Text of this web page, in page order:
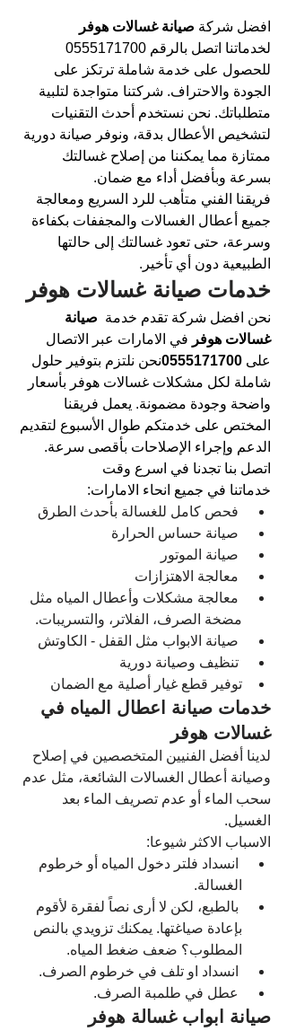
افضل شركة صيانة غسالات هوفر
للحصول على خدمة شاملة ترتكز على
الجودة والاحتراف. شركتنا متواجدة لتلبية
متطلباتك. نحن نستخدم أحدث التقنيات
لتشخيص الأعطال بدقة، ونوفر صيانة دورية
ممتازة مما يمكننا من إصلاح غسالتك
بسرعة وبأفضل أداء مع ضمان.
فريقنا الفني متأهب للرد السريع ومعالجة
جميع أعطال الغسالات والمجففات بكفاءة
وسرعة، حتى تعود غسالتك إلى حالتها
الطبيعية دون أي تأخير.
خدمات صيانة غسالات هوفر
نحن افضل شركة تقدم خدمة صيانة
غسالات هوفر في الامارات عبر الاتصال
على 0555171700نحن نلتزم بتوفير حلول
شاملة لكل مشكلات غسالات هوفر بأسعار
واضحة وجودة مضمونة. يعمل فريقنا
المختص على خدمتكم طوال الأسبوع لتقديم
الدعم وإجراء الإصلاحات بأقصى سرعة.
اتصل بنا تجدنا في اسرع وقت
خدماتنا في جميع انحاء الامارات:
فحص كامل للغسالة بأحدث الطرق
صيانة حساس الحرارة
صيانة الموتور
معالجة الاهتزازات
معالجة مشكلات وأعطال المياه مثل
مضخة الصرف، الفلاتر، والتسريبات.
صيانة الابواب مثل القفل - الكاوتش
تنظيف وصيانة دورية
توفير قطع غيار أصلية مع الضمان
خدمات صيانة اعطال المياه في
غسالات هوفر
لدينا أفضل الفنيين المتخصصين في إصلاح
وصيانة أعطال الغسالات الشائعة، مثل عدم
سحب الماء أو عدم تصريف الماء بعد
الغسيل.
الاسباب الاكثر شيوعا:
انسداد فلتر دخول المياه أو خرطوم
الغسالة.
بالطبع، لكن لا أرى نصاً لفقرة لأقوم
بإعادة صياغتها. يمكنك تزويدي بالنص
المطلوب؟ ضعف ضغط المياه.
انسداد او تلف في خرطوم الصرف.
عطل في طلمبة الصرف.
صيانة ابواب غسالة هوفر